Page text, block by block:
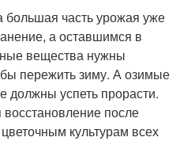
большая часть урожая уже
а оставшимся в
вещества нужны
пережить зиму. А озимые
должны успеть прорасти.
восстановление после
культурам всех